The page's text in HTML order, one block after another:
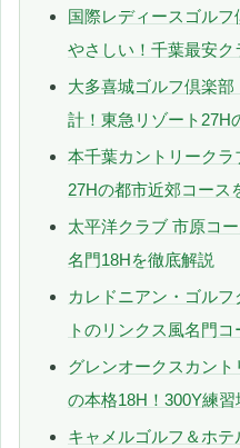
国際レディースゴル
やさしい！千葉最安
大多喜城ゴルフ倶楽
計！東急リゾート27H
本千葉カントリーク
27Hの都市近郊コース
太平洋クラブ 市原コ
名門18Hを徹底解説
カレドニアン・ゴル
トのリンクス風名門
グレンオークスカン
の本格18H！300Y練
キャメルゴルフ＆ホ